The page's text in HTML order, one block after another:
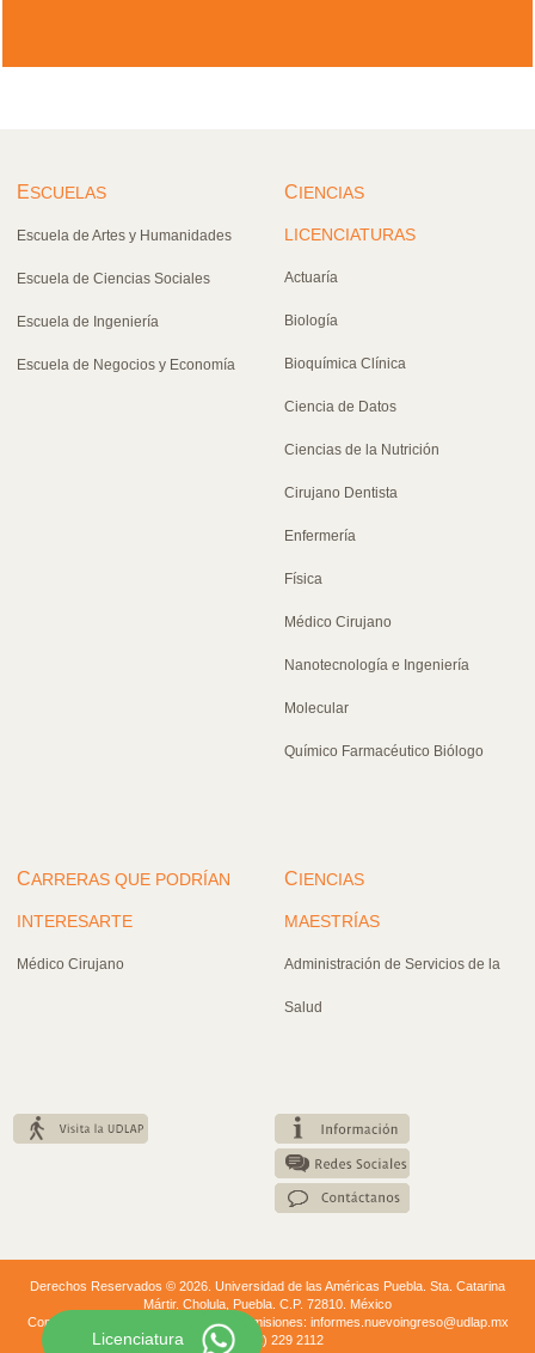
ESCUELAS
Escuela de Artes y Humanidades
Escuela de Ciencias Sociales
Escuela de Ingeniería
Escuela de Negocios y Economía
CIENCIAS
LICENCIATURAS
Actuaría
Biología
Bioquímica Clínica
Ciencia de Datos
Ciencias de la Nutrición
Cirujano Dentista
Enfermería
Física
Médico Cirujano
Nanotecnología e Ingeniería
Molecular
Químico Farmacéutico Biólogo
CARRERAS QUE PODRÍAN
INTERESARTE
Médico Cirujano
CIENCIAS
MAESTRÍAS
Administración de Servicios de la
Salud
Derechos Reservados © 2026. Universidad de las Américas Puebla. Sta. Catarina
Mártir. Cholula, Puebla. C.P. 72810. México
Conmutador: +52 (222) 229 20 00. | Admisiones: informes.nuevoingreso@udlap.mx
+52 (222) 229 2112
Licenciatura